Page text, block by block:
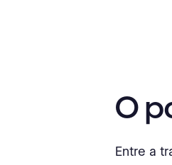
O
Entre a